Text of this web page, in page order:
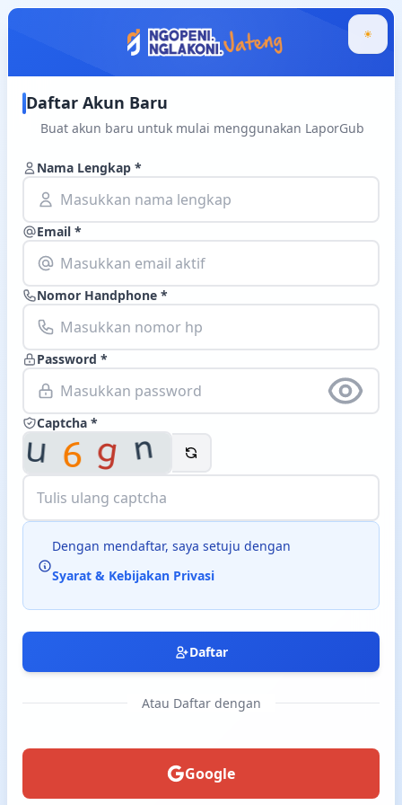
Langsung ke konten utama
Daftar Akun Baru
Buat akun baru untuk mulai menggunakan LaporGub
Nama Lengkap *
Email *
Nomor Handphone *
Password *
Captcha *
Dengan mendaftar, saya setuju dengan
Syarat & Kebijakan Privasi
Daftar
Atau Daftar dengan
Google